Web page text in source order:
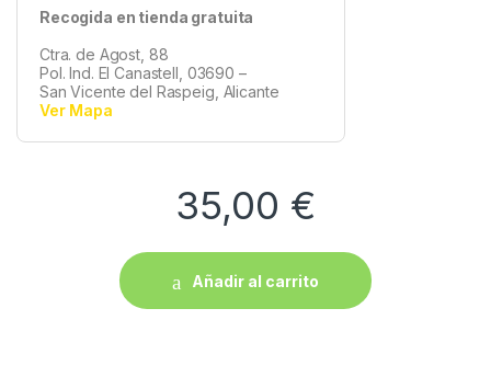
Recogida en tienda gratuita
Ctra. de Agost, 88
Pol. Ind. El Canastell, 03690 –
San Vicente del Raspeig, Alicante
Ver Mapa
35,00 €
Añadir al carrito